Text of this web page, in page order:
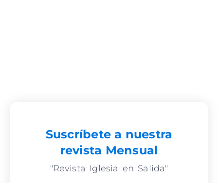
Suscríbete a nuestra
revista Mensual
"Revista Iglesia en Salida"